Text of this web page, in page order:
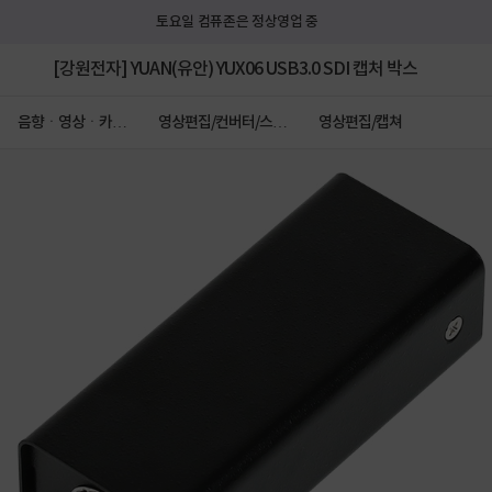
토요일 컴퓨존은 정상영업 중
[강원전자] YUAN(유안) YUX06 USB3.0 SDI 캡처 박스
음향ㆍ영상ㆍ카메
영상편집/컨버터/스위
영상편집/캡쳐